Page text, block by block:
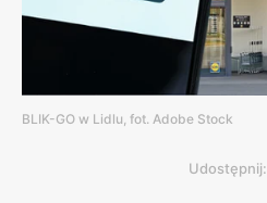
BLIK-GO w Lidlu, fot. Adobe Stock
Udostępnij: